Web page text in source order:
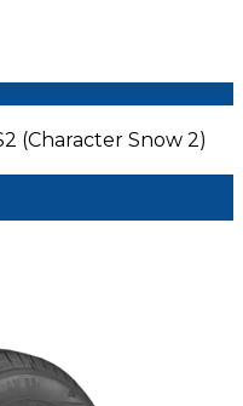
(Character Snow 2)